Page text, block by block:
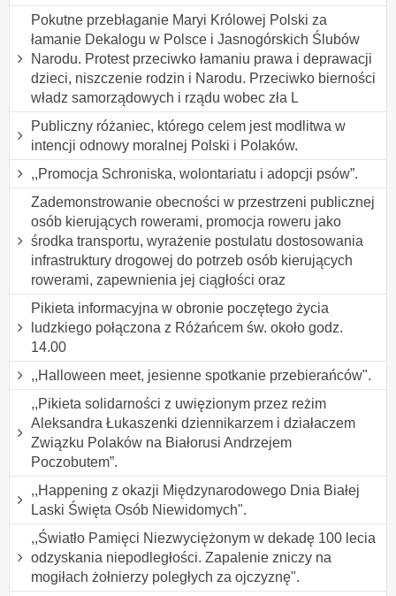
Pokutne przebłaganie Maryi Królowej Polski za
łamanie Dekalogu w Polsce i Jasnogórskich Ślubów
Narodu. Protest przeciwko łamaniu prawa i deprawacji
dzieci, niszczenie rodzin i Narodu. Przeciwko bierności
władz samorządowych i rządu wobec zła L
Publiczny różaniec, którego celem jest modlitwa w
intencji odnowy moralnej Polski i Polaków.
,,Promocja Schroniska, wolontariatu i adopcji psów”.
Zademonstrowanie obecności w przestrzeni publicznej
osób kierujących rowerami, promocja roweru jako
środka transportu, wyrażenie postulatu dostosowania
infrastruktury drogowej do potrzeb osób kierujących
rowerami, zapewnienia jej ciągłości oraz
Pikieta informacyjna w obronie poczętego życia
ludzkiego połączona z Różańcem św. około godz.
14.00
,,Halloween meet, jesienne spotkanie przebierańców".
,,Pikieta solidarności z uwięzionym przez reżim
Aleksandra Łukaszenki dziennikarzem i działaczem
Związku Polaków na Białorusi Andrzejem
Poczobutem”.
,,Happening z okazji Międzynarodowego Dnia Białej
Laski Święta Osób Niewidomych".
,,Światło Pamięci Niezwyciężonym w dekadę 100 lecia
odzyskania niepodległości. Zapalenie zniczy na
mogiłach żołnierzy poległych za ojczyznę".